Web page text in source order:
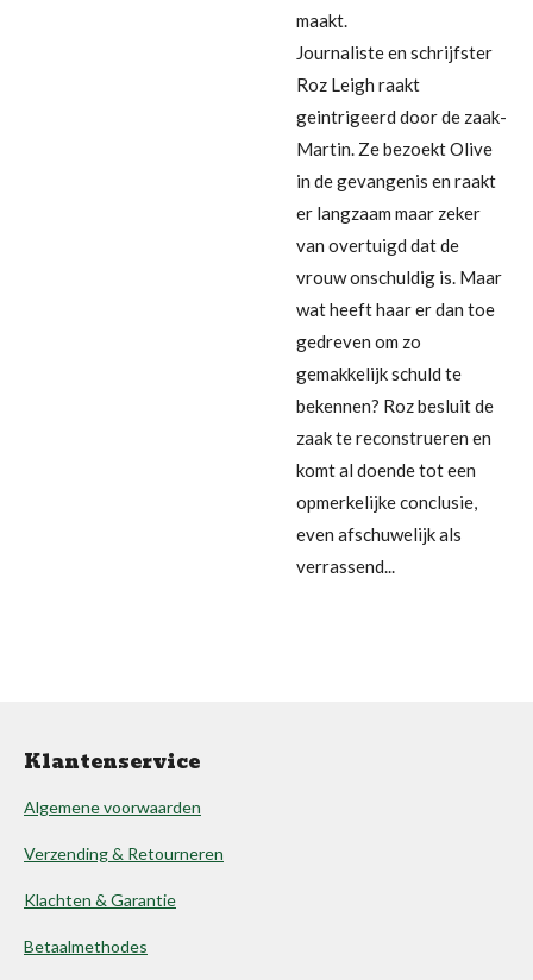
maakt.
Journaliste en schrijfster
Roz Leigh raakt
geintrigeerd door de zaak-
Martin. Ze bezoekt Olive
in de gevangenis en raakt
er langzaam maar zeker
van overtuigd dat de
vrouw onschuldig is. Maar
wat heeft haar er dan toe
gedreven om zo
gemakkelijk schuld te
bekennen? Roz besluit de
zaak te reconstrueren en
komt al doende tot een
opmerkelijke conclusie,
even afschuwelijk als
verrassend...
Klantenservice
Algemene voorwaarden
Verzending & Retourneren
Klachten & Garantie
Betaalmethodes